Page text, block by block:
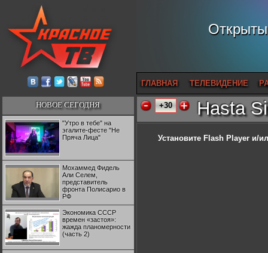
ГЛАВНАЯ ТЕЛЕВИДЕНИЕ
НОВОЕ СЕГОДНЯ
"Утро в тебе" на
эгалите-фесте "Не
Пряча Лица"
Мохаммед Фидель
Али Селем,
представитель
фронта Полисарио в
РФ
Экономика СССР
времен «застоя»:
жажда планомерности
(часть 2)
+30 Hasta
Установите Flash Player и/